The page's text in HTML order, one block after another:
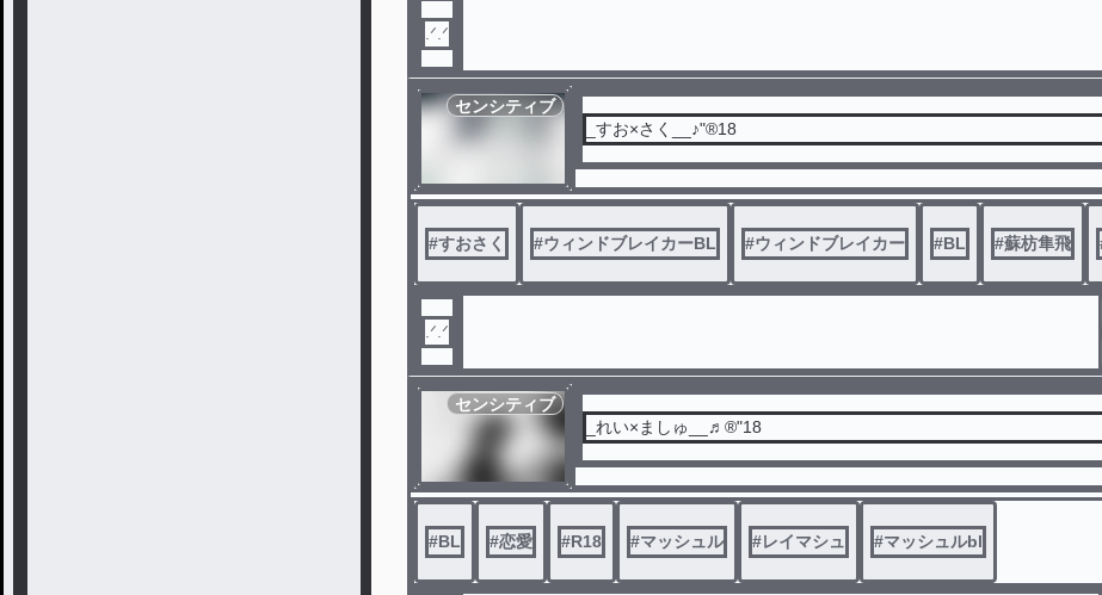
センシティブ
_すお×さく__♪"®18
#すおさく #ウィンドブレイカーBL #ウィンドブレイカー #BL #蘇枋隼飛
センシティブ
_れい×ましゅ__♬®"18
#BL #恋愛 #R18 #マッシュル #レイマシュ #マッシュルbl